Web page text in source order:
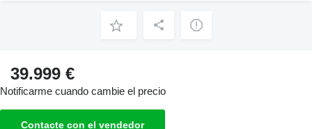
39.999 €
Notificarme cuando cambie el precio
Contacte con el vendedor